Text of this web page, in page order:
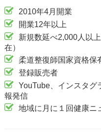
2010年4月開業
開業12年以上
新規数延べ2,000人以
在）
柔道整復師国家資格保
登録販売者
YouTube、インスタグ
報発信
地域に月に１回健康ニ